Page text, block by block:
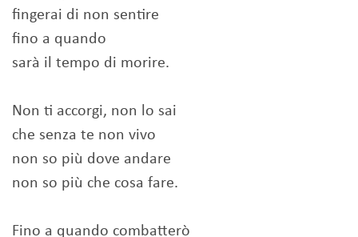
fingerai di non sentire
fino a quando
sarà il tempo di morire.
Non ti accorgi, non lo sai
che senza te non vivo
non so più dove andare
non so più che cosa fare.
Fino a quando combatterò